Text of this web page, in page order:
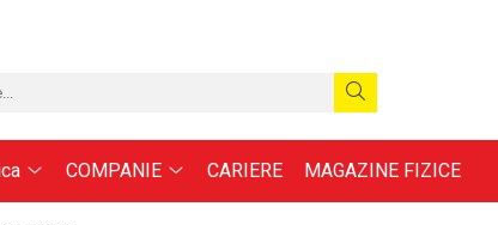
COMPANIE CARIERE MAGAZINE FIZICE